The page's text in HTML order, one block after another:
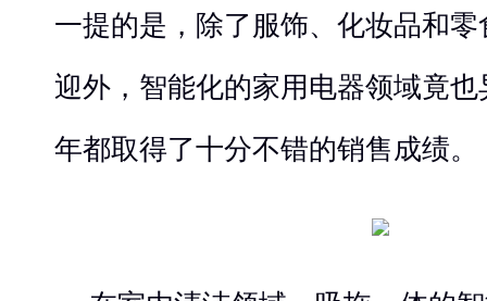
一提的是，除了服饰、化妆品和
迎外，智能化的家用电器领域竟
年都取得了十分不错的销售成绩。